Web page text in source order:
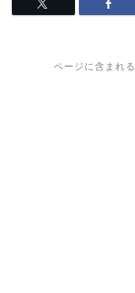
ページに含まれ